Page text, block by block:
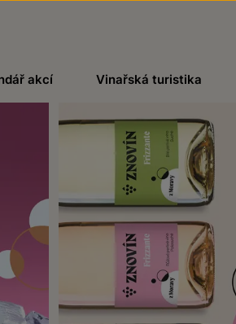
akcí Vinařská turistika